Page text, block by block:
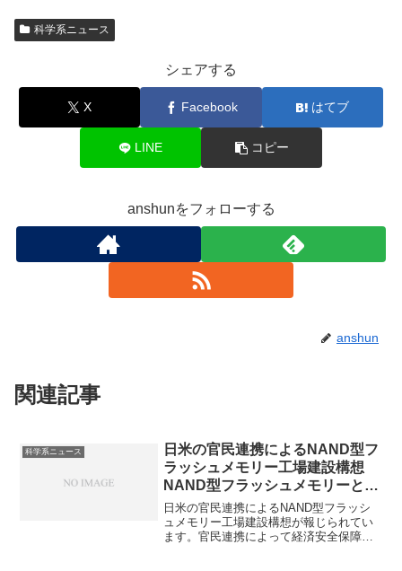
科学系ニュース
シェアする
X Facebook はてブ
LINE コピー
anshunをフォローする
anshun
関連記事
科学系ニュース
日米の官民連携によるNAND型フ
ラッシュメモリー工場建設構想
NAND型フラッシュメモリーと
は？支援する理由は？
日米の官民連携によるNAND型フラッシ
ュメモリー工場建設構想が報じられてい
ます。官民連携によって経済安全保障の